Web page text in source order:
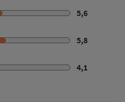
5,6
5,8
4,1